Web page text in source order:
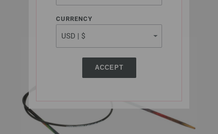
of America
CURRENCY
ACCEPT